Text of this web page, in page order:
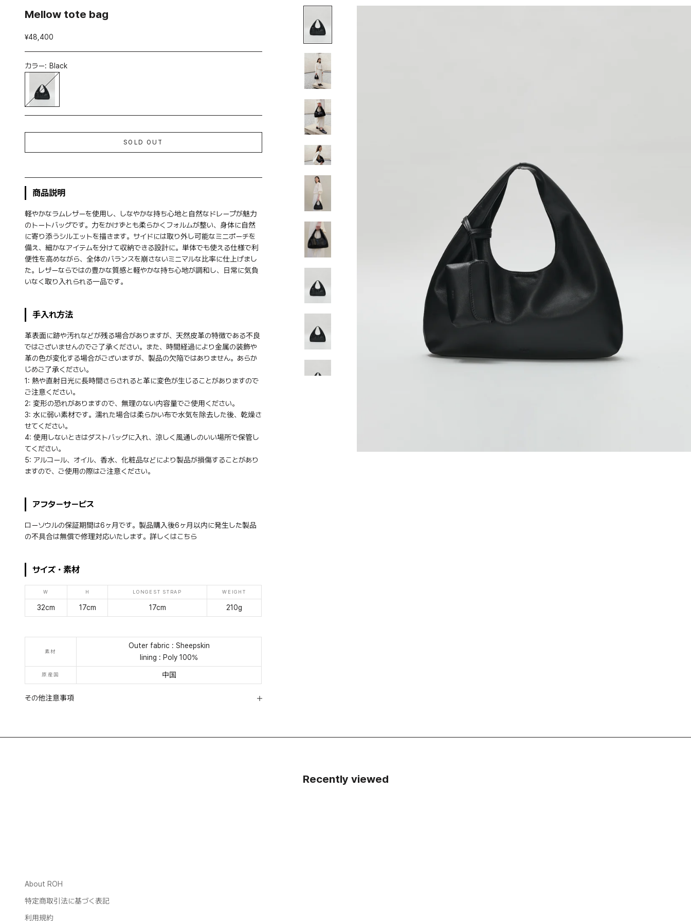
Mellow tote bag
セール価格
¥48,400
カラー: Black
SOLD OUT
商品説明
軽やかなラムレザーを使用し、しなやかな持ち心地と自然なドレープが魅力
のトートバッグです。力をかけずとも柔らかくフォルムが整い、身体に自然
に寄り添うシルエットを描きます。サイドには取り外し可能なミニポーチを
備え、細かなアイテムを分けて収納できる設計に。単体でも使える仕様で利
便性を高めながら、全体のバランスを崩さないミニマルな比率に仕上げまし
た。レザーならではの豊かな質感と軽やかな持ち心地が調和し、日常に気負
いなく取り入れられる一品です。
手入れ方法
革表面に跡や汚れなどが残る場合がありますが、天然皮革の特徴である不良
ではございませんのでご了承ください。また、時間経過により金属の装飾や
革の色が変化する場合がございますが、製品の欠陥ではありません。あらか
じめご了承ください。
1: 熱や直射日光に長時間さらされると革に変色が生じることがありますので
ご注意ください。
2: 変形の恐れがありますので、無理のない内容量でご使用ください。
3: 水に弱い素材です。濡れた場合は柔らかい布で水気を除去した後、乾燥さ
せてください。
4: 使用しないときはダストバッグに入れ、涼しく風通しのいい場所で保管し
てください。
5: アルコール、オイル、香水、化粧品などにより製品が損傷することがあり
ますので、ご使用の際はご注意ください。
アフターサービス
ローソウルの保証期間は6ヶ月です。製品購入後6ヶ月以内に発生した製品
の不具合は無償で修理対応いたします。詳しくはこちら
サイズ・素材
W H LONGEST STRAP WEIGHT
32cm 17cm 17cm 210g
素材
Outer fabric : Sheepskin
lining : Poly 100%
原産国 中国
その他注意事項
Recently viewed
About ROH
特定商取引法に基づく表記
利用規約